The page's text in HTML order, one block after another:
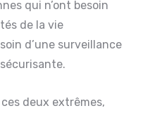
qui n’ont besoin
de la vie
d’une surveillance
deux extrêmes,